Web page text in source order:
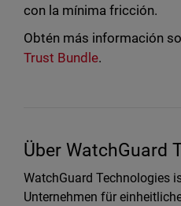
con la mínima fricción.
Obtén más información
Trust Bundle.
Über WatchGuard
WatchGuard Technologies
Unternehmen für